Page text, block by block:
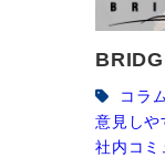
コラ
意見しや
社内コミ